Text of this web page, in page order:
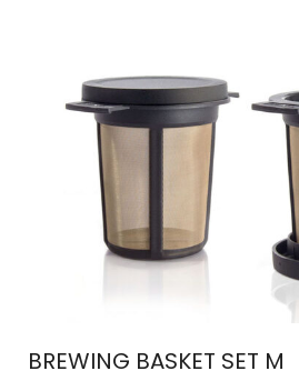
BREWING BASKET SET M